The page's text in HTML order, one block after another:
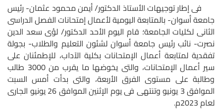
فى إطار توجيهات الأستاذ الدكتور/ أيمن محمود عثمان- رئيس
جامعة أسوان- بالمتابعة اليومية لأعمال إمتحانات الفصل الدراسى
الثانى لكليات الجامعة؛ قام اليوم الأحد الدكتور/ لؤى سعد الدين
نصرت- نائب رئيس جامعة أسوان لشئون التعليم والطلاب- بجولة
تفقدية لمتابعة أعمال الإمتحانات بكلية الآداب، للإطمئنان على
سير أعمال الإمتحانات، والتى يخوضها ما يقرب من 3000 طالب
وطالبة على مستوى الفرق الأربعة، والتى بدأت أمس السبت
الموافق 3 يونيو وتنتهى فى يوم الإثنين الموافق 26 يونيو الجارى
لعام 2023م.